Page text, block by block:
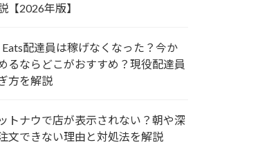
【2026年版】
配達員は稼げなくなった？今か
るならどこがおすすめ？現役配達員
方を解説
トナウで店が表示されない？朝や深
文できない理由と対処法を解説